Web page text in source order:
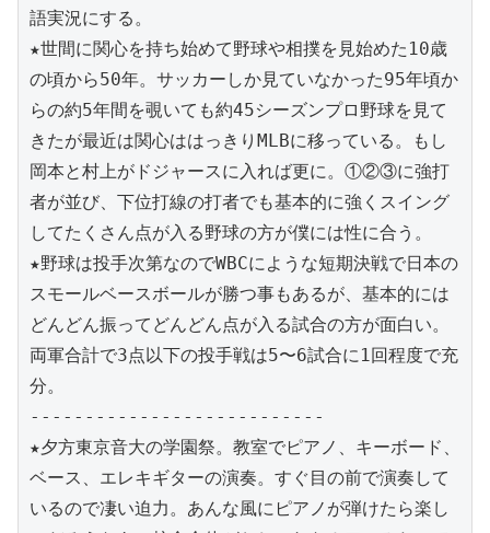
語実況にする。
★世間に関心を持ち始めて野球や相撲を見始めた10歳
の頃から50年。サッカーしか見ていなかった95年頃か
らの約5年間を覗いても約45シーズンプロ野球を見て
きたが最近は関心ははっきりMLBに移っている。もし
岡本と村上がドジャースに入れば更に。①②③に強打
者が並び、下位打線の打者でも基本的に強くスイング
してたくさん点が入る野球の方が僕には性に合う。
★野球は投手次第なのでWBCにような短期決戦で日本の
スモールベースボールが勝つ事もあるが、基本的には
どんどん振ってどんどん点が入る試合の方が面白い。
両軍合計で3点以下の投手戦は5〜6試合に1回程度で充
分。
---------------------------
★夕方東京音大の学園祭。教室でピアノ、キーボード、
ベース、エレキギターの演奏。すぐ目の前で演奏して
いるので凄い迫力。あんな風にピアノが弾けたら楽し